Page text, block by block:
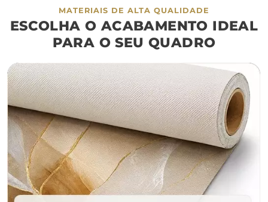
móvel de referência
sofá cama
largura aproximada
160cm 200cm
280cm 320cm
MATERIAIS DE ALTA QUALIDADE
ESCOLHA O ACABAMENTO IDEAL
PARA O SEU QUADRO